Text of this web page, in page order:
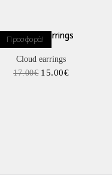
Προσφορά!
Cloud earrings
17.00€ 15.00€